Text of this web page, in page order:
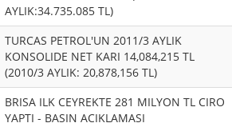
AYLIK:34.735.085 TL)
TURCAS PETROL'UN 2011/3 AYLIK
KONSOLIDE NET KARI 14,084,215 TL
(2010/3 AYLIK: 20,878,156 TL)
BRISA ILK CEYREKTE 281 MILYON TL CIRO
YAPTI - BASIN ACIKLAMASI